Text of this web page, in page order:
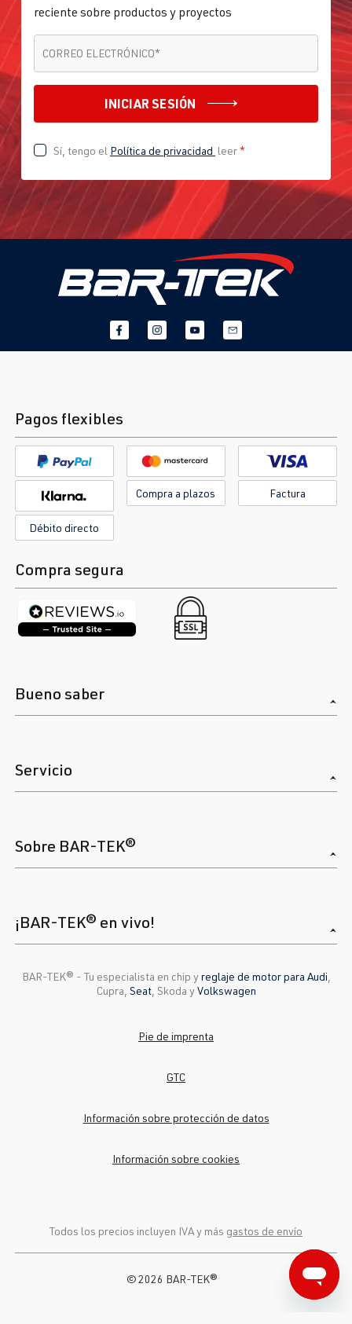
reciente sobre productos y proyectos
CORREO ELECTRÓNICO*
INICIAR SESIÓN
Sí, tengo el Política de privacidad leer*
Pagos flexibles
Compra a plazos Factura
Débito directo
Compra segura
Bueno saber
Servicio
Sobre BAR-TEK®
¡BAR-TEK® en vivo!
BAR-TEK®️ - Tu especialista en chip yreglaje de motor para Audi
Cupra, Seat, Skoda yVolkswagen
Todos los precios incluyen IVA y más gastos de envío
Pie de imprenta
GTC
Información sobre protección de datos
Información sobre cookies
© 2026 BAR-TEK®